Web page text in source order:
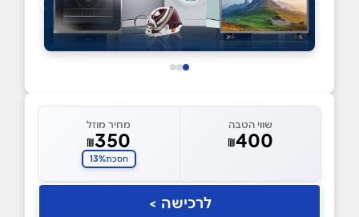
שווי הטבה
₪400
מחיר מוזל
₪350
חסכת13%
לרכישה >